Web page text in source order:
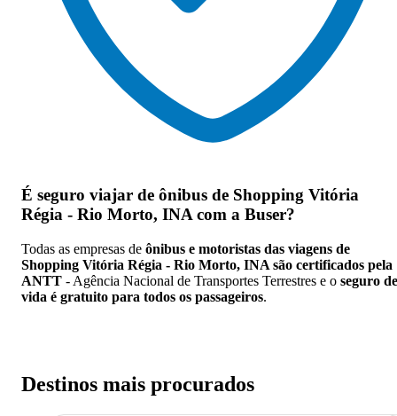
É seguro viajar de ônibus de Shopping Vitória
Régia - Rio Morto, INAcom a Buser?
Todas as empresas de ônibus e motoristas das viagens de
Shopping Vitória Régia - Rio Morto, INA são certificados pela
ANTT - Agência Nacional de Transportes Terrestres e o seguro de
vida é gratuito para todos os passageiros.
Destinos mais procurados